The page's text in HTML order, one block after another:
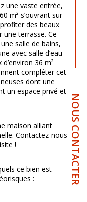
NOUS CONTACTER
une vaste entrée,
m² s’ouvrant sur
des beaux
une terrasse. Ce
salle de bains,
avec salle d’eau
36 m²
compléter cet
dont une
un espace privé et
maison alliant
Contactez-nous
!
ce bien est
: